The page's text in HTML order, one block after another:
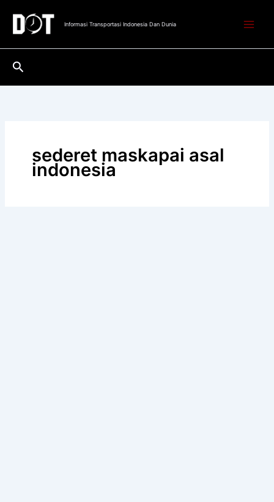
konten
Informasi Transportasi Indonesia Dan Dunia
Cari
sederet maskapai asal
indonesia